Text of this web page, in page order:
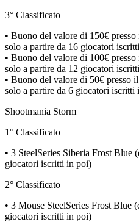
3° Classificato
• Buono del valore di 150€
solo a partire da 16 giocatori
• Buono del valore di 100€
solo a partire da 12 giocatori
• Buono del valore di 50€ presso
solo a partire da 6 giocatori iscritti
Shootmania Storm
1° Classificato
• 3 SteelSeries Siberia Frost Blue
giocatori iscritti in poi)
2° Classificato
• 3 Mouse SteelSeries Frost Blue
giocatori iscritti in poi)